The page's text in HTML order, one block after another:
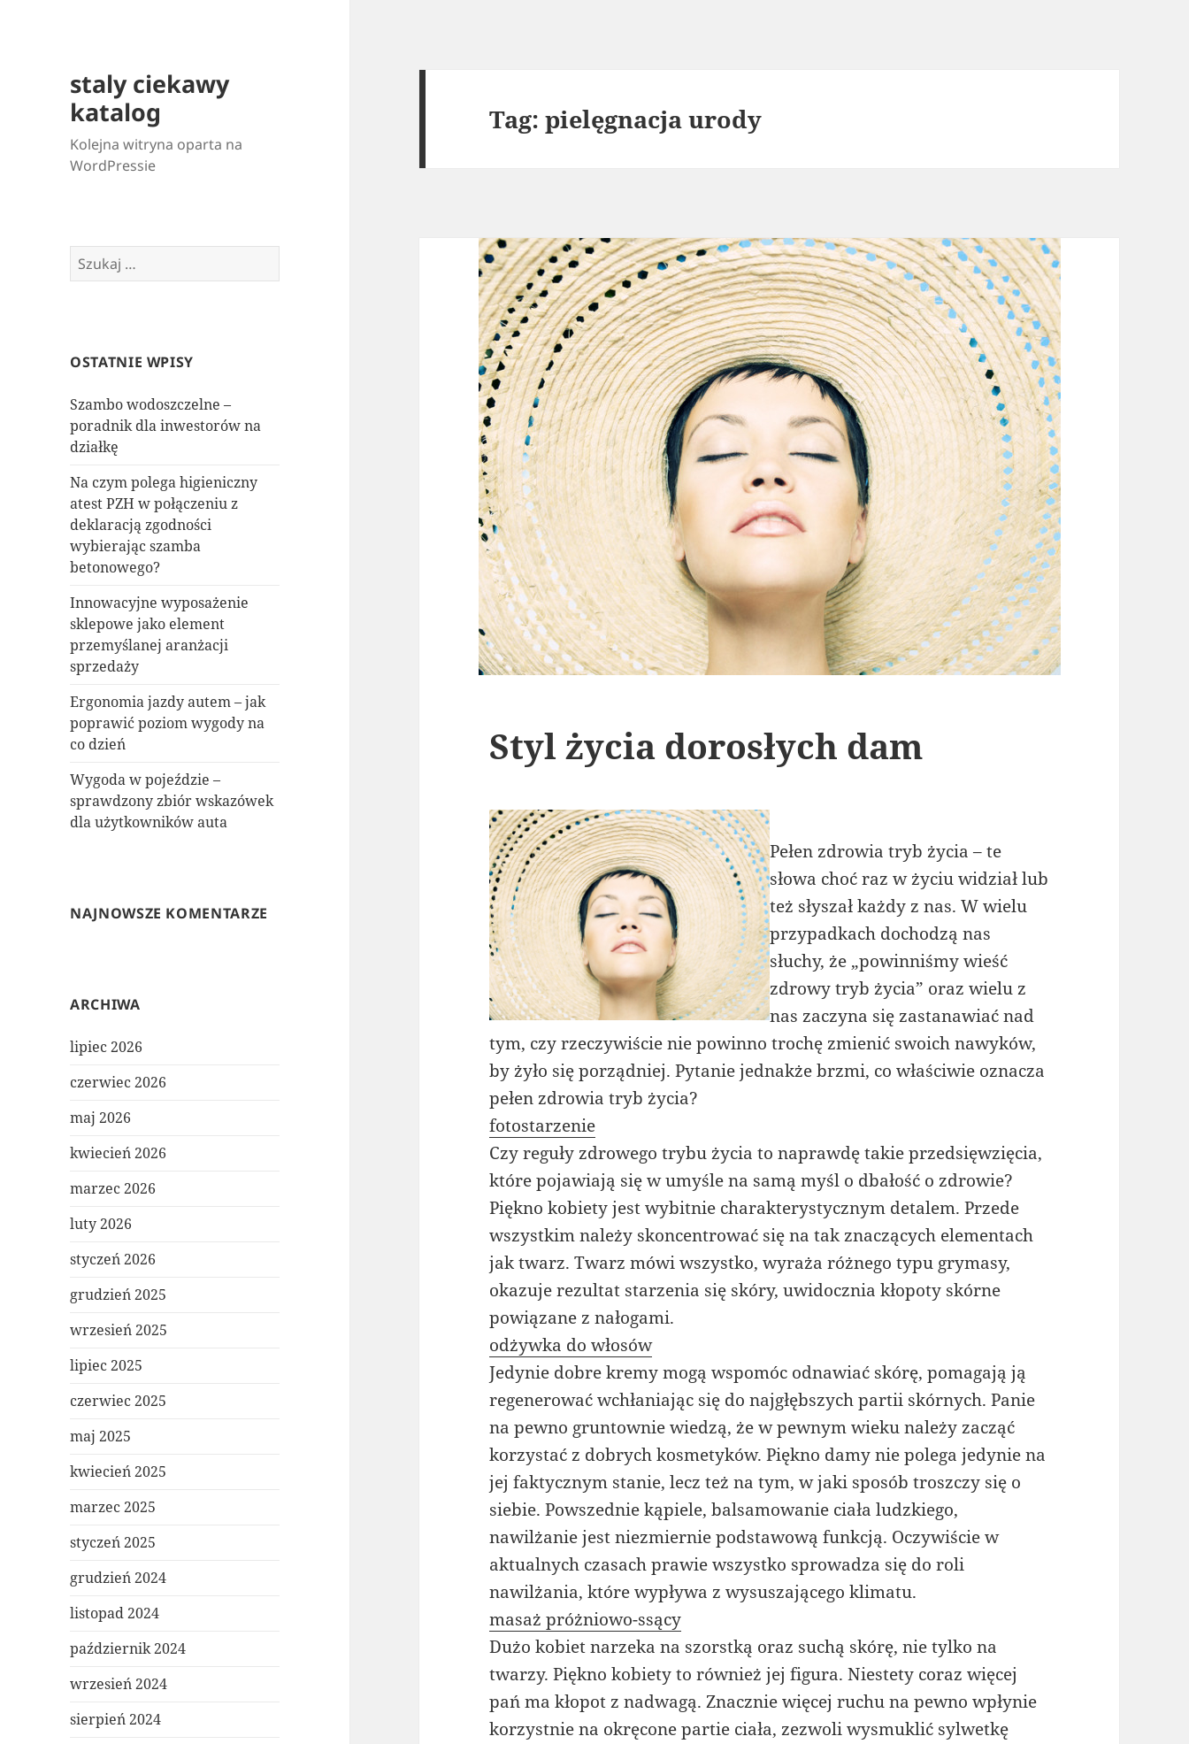
staly ciekawy
katalog
Kolejna witryna oparta na
WordPressie
Szukaj:
OSTATNIE WPISY
Szambo wodoszczelne –
poradnik dla inwestorów na
działkę
Na czym polega higieniczny
atest PZH w połączeniu z
deklaracją zgodności
wybierając szamba
betonowego?
Innowacyjne wyposażenie
sklepowe jako element
przemyślanej aranżacji
sprzedaży
Ergonomia jazdy autem – jak
poprawić poziom wygody na
co dzień
Wygoda w pojeździe –
sprawdzony zbiór wskazówek
dla użytkowników auta
NAJNOWSZE KOMENTARZE
ARCHIWA
lipiec 2026
czerwiec 2026
maj 2026
kwiecień 2026
marzec 2026
luty 2026
styczeń 2026
grudzień 2025
wrzesień 2025
lipiec 2025
czerwiec 2025
maj 2025
kwiecień 2025
marzec 2025
styczeń 2025
grudzień 2024
listopad 2024
październik 2024
wrzesień 2024
sierpień 2024
Tag:pielęgnacja urody
Styl życia dorosłych dam
Pełen zdrowia tryb życia – te
słowa choć raz w życiu widział lub
też słyszał każdy z nas. W wielu
przypadkach dochodzą nas
słuchy, że „powinniśmy wieść
zdrowy tryb życia” oraz wielu z
nas zaczyna się zastanawiać nad
tym, czy rzeczywiście nie powinno trochę zmienić swoich nawyków,
by żyło się porządniej. Pytanie jednakże brzmi, co właściwie oznacza
pełen zdrowia tryb życia?
fotostarzenie
Czy reguły zdrowego trybu życia to naprawdę takie przedsięwzięcia,
które pojawiają się w umyśle na samą myśl o dbałość o zdrowie?
Piękno kobiety jest wybitnie charakterystycznym detalem. Przede
wszystkim należy skoncentrować się na tak znaczących elementach
jak twarz. Twarz mówi wszystko, wyraża różnego typu grymasy,
okazuje rezultat starzenia się skóry, uwidocznia kłopoty skórne
powiązane z nałogami.
odżywka do włosów
Jedynie dobre kremy mogą wspomóc odnawiać skórę, pomagają ją
regenerować wchłaniając się do najgłębszych partii skórnych. Panie
na pewno gruntownie wiedzą, że w pewnym wieku należy zacząć
korzystać z dobrych kosmetyków. Piękno damy nie polega jedynie na
jej faktycznym stanie, lecz też na tym, w jaki sposób troszczy się o
siebie. Powszednie kąpiele, balsamowanie ciała ludzkiego,
nawilżanie jest niezmiernie podstawową funkcją. Oczywiście w
aktualnych czasach prawie wszystko sprowadza się do roli
nawilżania, które wypływa z wysuszającego klimatu.
masaż próżniowo-ssący
Dużo kobiet narzeka na szorstką oraz suchą skórę, nie tylko na
twarzy. Piękno kobiety to również jej figura. Niestety coraz więcej
pań ma kłopot z nadwagą. Znacznie więcej ruchu na pewno wpłynie
korzystnie na okręcone partie ciała, zezwoli wysmuklić sylwetkę